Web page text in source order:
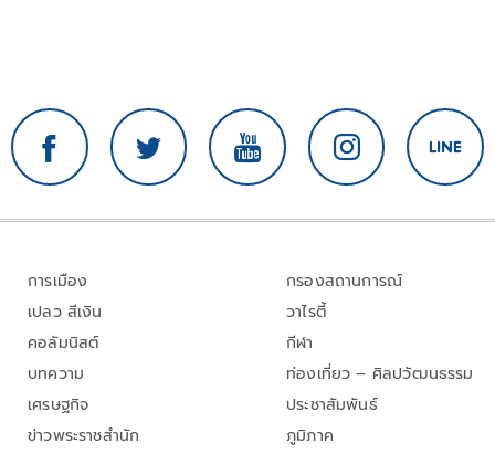
การเมือง
เปลว สีเงิน
คอลัมนิสต์
บทความ
เศรษฐกิจ
ข่าวพระราชสำนัก
กรองสถานการณ์
วาไรตี้
กีฬา
ท่องเที่ยว – ศิลปวัฒนธรรม
ประชาสัมพันธ์
ภูมิภาค